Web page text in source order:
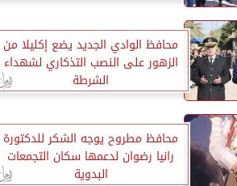
محافظ الوادي الجديد يضع إكليلا من
الزهور على النصب التذكاري لشهداء
الشرطة
محافظ مطروح يوجه الشكر للدكتورة
رانيا رضوان لدعمها سكان التجمعات
البدوية